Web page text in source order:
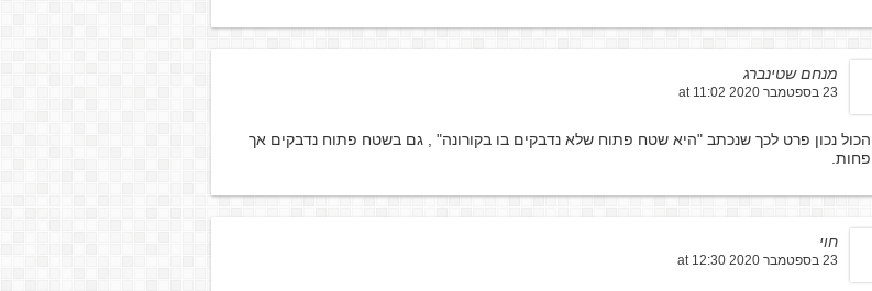
מנחם שטינברג
23 בספטמבר 2020 at 11:02
הכול נכון פרט לכך שנכתב "היא שטח פתוח שלא נדבקים בו בקורונה" , גם בשטח פתוח נדבקים אך
פחות.
חוי
23 בספטמבר 2020 at 12:30